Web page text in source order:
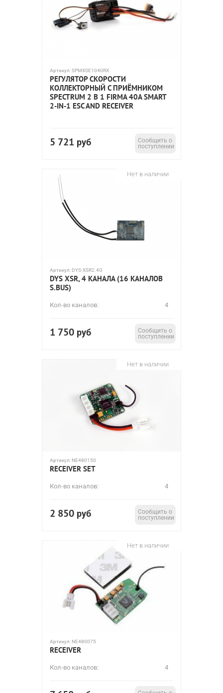
Артикул:SPMXSE1040RX
РЕГУЛЯТОР СКОРОСТИ
КОЛЛЕКТОРНЫЙ С ПРИЁМНИКОМ
SPECTRUM 2 В 1 FIRMA 40A SMART
2-IN-1 ESC AND RECEIVER
5 721 руб
Сообщить о
поступлении
Нет в наличии
Артикул: DYS-XSR2.4G
DYS XSR, 4 КАНАЛА (16 КАНАЛОВ
S.BUS)
Кол-во каналов: 4
1 750 руб
Сообщить о
поступлении
Нет в наличии
Артикул: NE480150
RECEIVER SET
Кол-во каналов: 4
2 850 руб
Сообщить о
поступлении
Нет в наличии
Артикул: NE480075
RECEIVER
Кол-во каналов: 4